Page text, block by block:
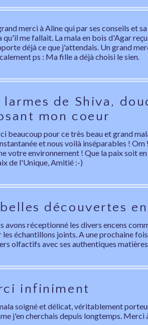
merci à Aline qui par ses conseils et
qu'il me fallait. La mala en bois d'Agar
déjà ce que j'attendais. Un grand
ps : Ma fille a déjà choisi le sien.
larmes de Shiva,
mon coeur
beaucoup pour ce très beau et grand
et nous voilà inséparables !
votre environnement ! Que la paix soit
de l'Unique, Amitié :-)
découvertes
avons réceptionné les divers encens
les échantillons joints. A une prochaine
olfactifs avec ses authentiques
infiniment
soigné et délicat, véritablement
j'en cherchais depuis longtemps. Merci